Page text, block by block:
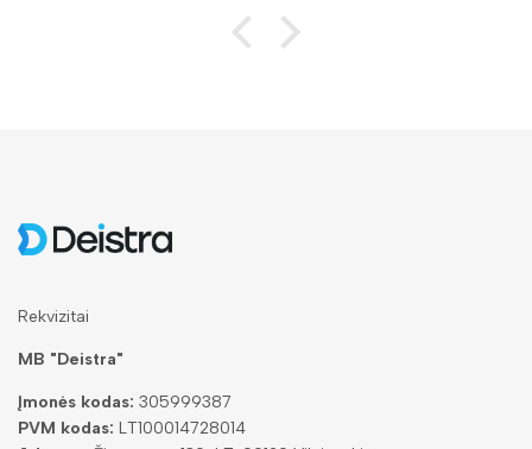
Rekvizitai
MB "Deistra"
Įmonės kodas: 305999387
PVM kodas: LT100014728014